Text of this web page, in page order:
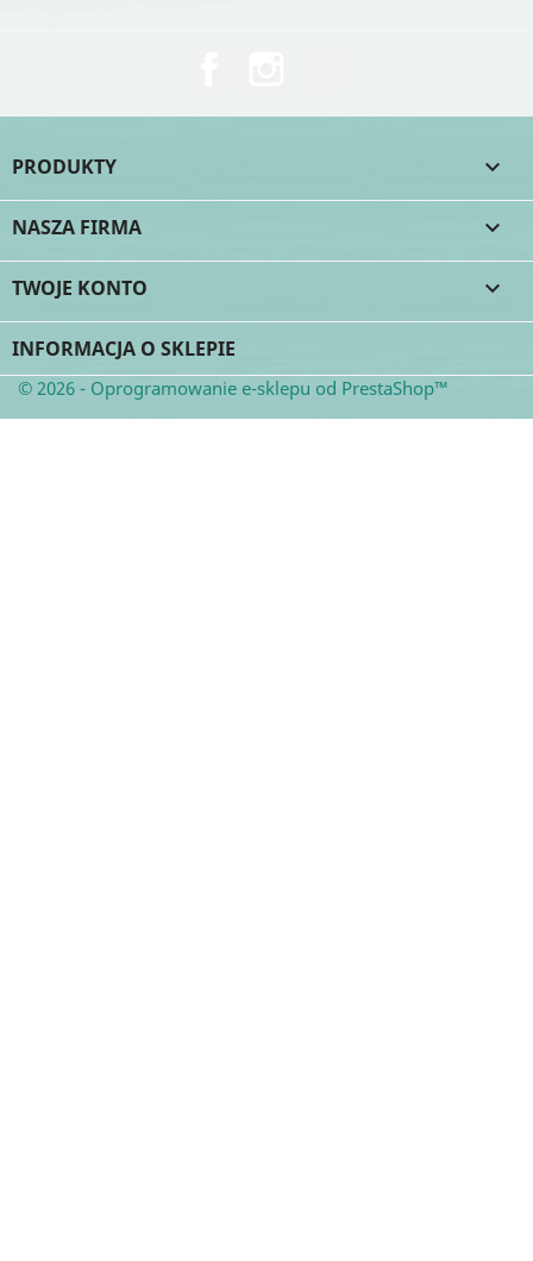
PRODUKTY 
NASZA FIRMA 
TWOJE KONTO 
INFORMACJA O SKLEPIE
© 2026 - Oprogramowanie e-sklepu od PrestaShop™